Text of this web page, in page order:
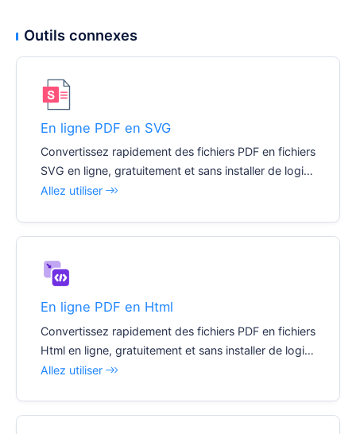
Outils connexes
En ligne PDF en SVG
Convertissez rapidement des fichiers PDF en fichiers
SVG en ligne, gratuitement et sans installer de logici
el.
Allez utiliser
En ligne PDF en Html
Convertissez rapidement des fichiers PDF en fichiers
Html en ligne, gratuitement et sans installer de logici
el.
Allez utiliser